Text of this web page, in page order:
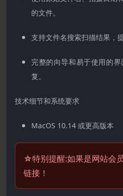
的文件。
支持文件名搜索扫描结果，
完整的向导和易于使用的
复。
技术细节和系统要求
MacOS 10.14 或更高版本
☆特别提醒:如果是网站会
链接！